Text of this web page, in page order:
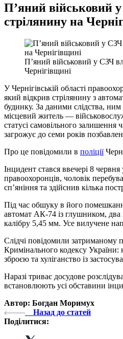
П’яний військовий
стрілянину на
П’яний військовий у СЗЧ
Чернігівщині
У Чернігівській області
який відкрив стрілянину з
будинку. За даними слідства,
місцевий житель —
статусі самовільного
загрожує до семи років
Про це повідомили в поліції
Інцидент стався ввечері 8
правоохоронців, чоловік
сп’яніння та здійснив кілька
Під час обшуку в його
автомат АК-74 із глушником, два
калібру 5,45 мм. Усе вилучене
Слідчі повідомили затриманому
Кримінального кодексу України:
зброєю та хуліганство із
Наразі триває досудове
встановлюють усі обставини
Автор: Богдан Моримух
Назад до статей
Поділитися: